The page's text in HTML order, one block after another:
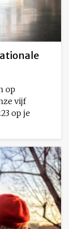
op
vijf
op je